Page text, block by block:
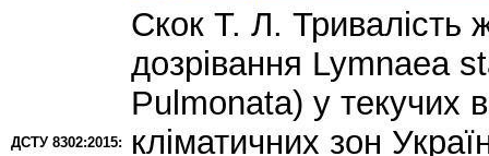
ДСТУ 8302:2015:
Скок Т. Л. Тривалість
дозрівання Lymnaea
Pulmonata) у текучих
кліматичних зон